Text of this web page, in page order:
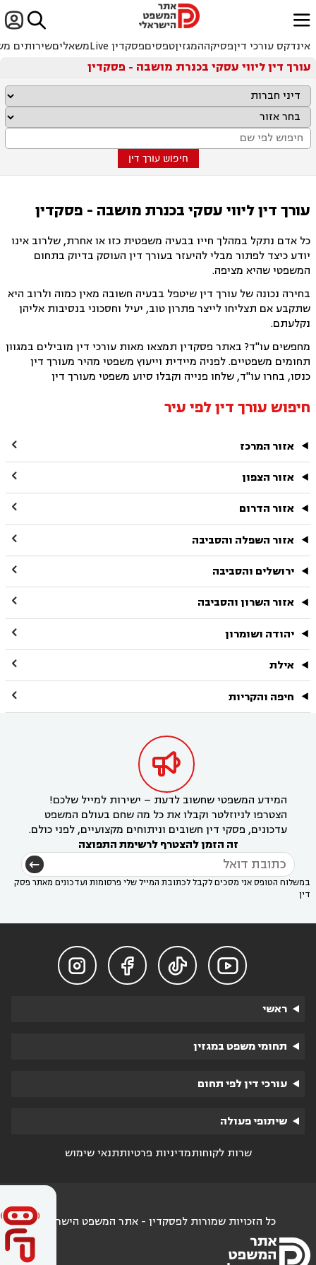

ﱐ
אינדקס עורכי דיןפסיקההמגזיןטפסיםפסקדין Live משאליםשירותים
עורך דין ליווי עסקי בכנרת מושבה - פסקדין
חיפוש עורך דין
עורך דין ליווי עסקי בכנרת מושבה - פסקדין
כל אדם נתקל במהלך חייו בבעיה משפטית כזו או אחרת, שלרוב אינו
יודע כיצד לפתור מבלי להיעזר בעורך דין העוסק בדיוק בתחום
המשפטי שהיא מציפה.
בחירה נכונה של עורך דין שיטפל בבעיה חשובה מאין כמוה ולרוב היא
שתקבע אם תצליחו לייצר פתרון טוב, יעיל וחסכוני בנסיבות אליהן
נקלעתם.
מחפשים עו"ד? באתר פסקדין תמצאו מאות עורכי דין מובילים במגוון
תחומים משפטיים. לפניה מיידית וייעוץ משפטי מהיר מעורך דין
כנסו, בחרו עו"ד, שלחו פנייה וקבלו סיוע משפטי מעורך דין
חיפוש עורך דין לפי עיר
אזור המרכז 
אזור הצפון 
אזור הדרום 
אזור השפלה והסביבה 
ירושלים והסביבה 
אזור השרון והסביבה 
יהודה ושומרון 
אילת 
חיפה והקריות 

המידע המשפטי שחשוב לדעת – ישירות למייל שלכם!
הצטרפו לניוזלטר וקבלו את כל מה שחם בעולם המשפט
עדכונים, פסקי דין חשובים וניתוחים מקצועיים, לפני כולם.
זה הזמן להצטרף לרשימת התפוצה
במשלוח הטופס אני מסכים לקבל לכתובת המייל שלי פרסומות ועדכונים מאתר פסק
דין




ראשי
תחומי משפט במגזין
עורכי דין לפי תחום
שיתופי פעולה
שרות לקוחותמדיניות פרטיותתנאי שימוש
כל הזכויות שמורות לפסקדין - אתר המשפט הישראלי